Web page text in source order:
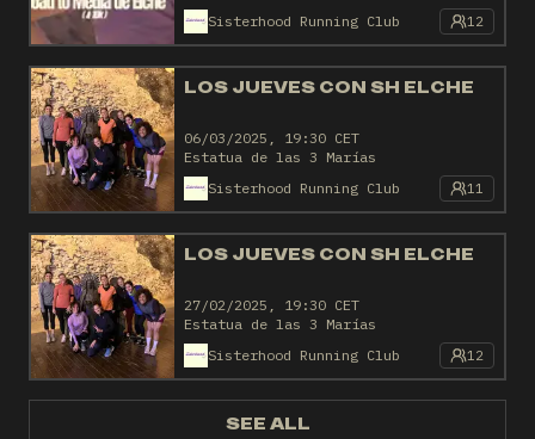
Sisterhood Running Club
12
LOS JUEVES CON SH ELCHE
06/03/2025, 19:30 CET
Estatua de las 3 Marías
Sisterhood Running Club
11
LOS JUEVES CON SH ELCHE
27/02/2025, 19:30 CET
Estatua de las 3 Marías
Sisterhood Running Club
12
SEE ALL